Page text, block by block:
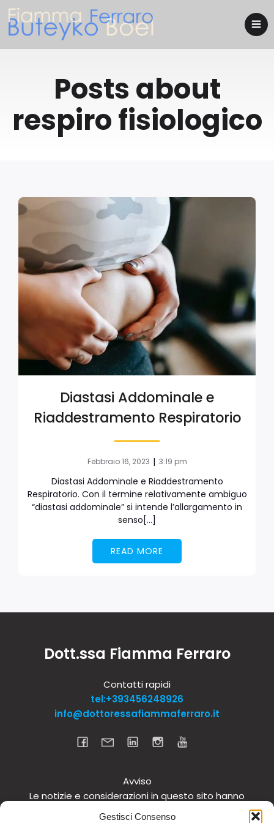
Gestisci Consenso
Posts about
respiro fisiologico
Diastasi Addominale e
Riaddestramento Respiratorio
Febbraio 16, 2023 | 3:19 pm
Diastasi Addominale e Riaddestramento
Respiratorio. Con il termine relativamente ambiguo
“diastasi addominale” si intende l’allargamento in
senso[…]
READ MORE
Dott.ssa Fiamma Ferraro
Contatti rapidi
tel:+393456248926
info@dottoressafiammaferraro.it
Avviso
Le notizie e considerazioni in questo sito hanno
carattere informativo generale e non intendono in